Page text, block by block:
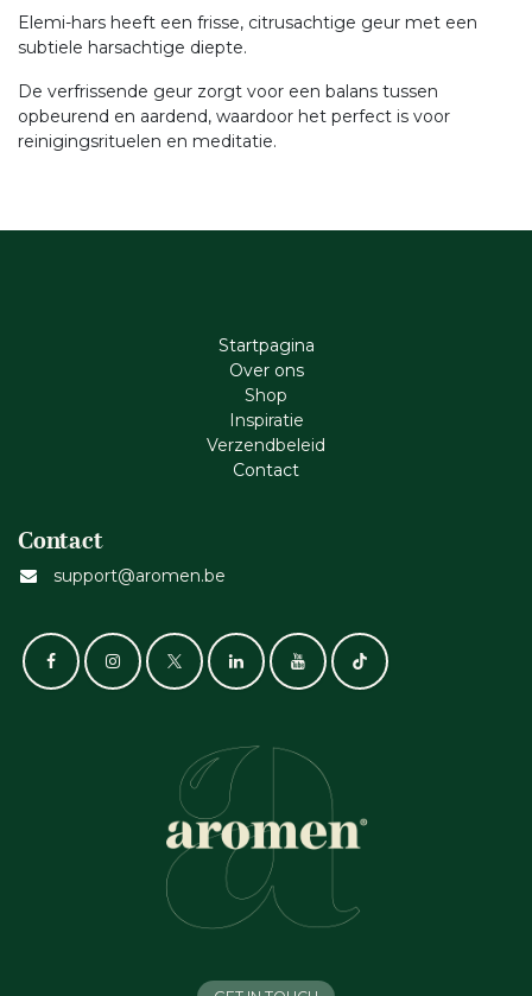
Elemi-hars heeft een frisse, citrusachtige geur met een
subtiele harsachtige diepte.
De verfrissende geur zorgt voor een balans tussen
opbeurend en aardend, waardoor het perfect is voor
reinigingsrituelen en meditatie.
Startpagina
Ove​r​ ons
Shop
Inspiratie
Verzendbeleid
Cont​act
Contact
support@aromen.be